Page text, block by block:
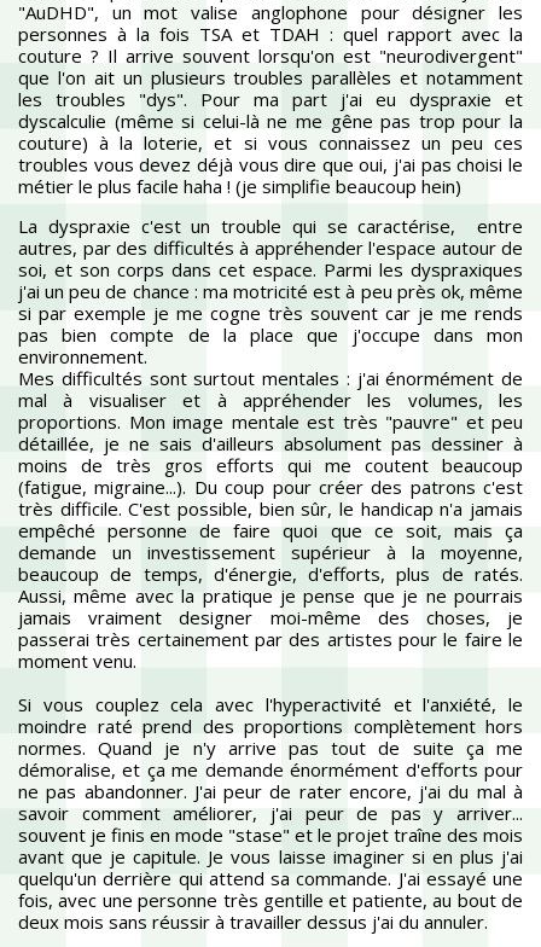
"AuDHD", un mot valise anglophone pour désigner les
personnes à la fois TSA et TDAH : quel rapport avec la
couture ? Il arrive souvent lorsqu'on est "neurodivergent"
que l'on ait un plusieurs troubles parallèles et notamment
les troubles "dys". Pour ma part j'ai eu dyspraxie et
dyscalculie (même si celui-là ne me gêne pas trop pour la
couture) à la loterie, et si vous connaissez un peu ces
troubles vous devez déjà vous dire que oui, j'ai pas choisi le
métier le plus facile haha ! (je simplifie beaucoup hein)
La dyspraxie c'est un trouble qui se caractérise, entre
autres, par des difficultés à appréhender l'espace autour de
soi, et son corps dans cet espace. Parmi les dyspraxiques
j'ai un peu de chance : ma motricité est à peu près ok, même
si par exemple je me cogne très souvent car je me rends
pas bien compte de la place que j'occupe dans mon
environnement.
Mes difficultés sont surtout mentales : j'ai énormément de
mal à visualiser et à appréhender les volumes, les
proportions. Mon image mentale est très "pauvre" et peu
détaillée, je ne sais d'ailleurs absolument pas dessiner à
moins de très gros efforts qui me coutent beaucoup
(fatigue, migraine...). Du coup pour créer des patrons c'est
très difficile. C'est possible, bien sûr, le handicap n'a jamais
empêché personne de faire quoi que ce soit, mais ça
demande un investissement supérieur à la moyenne,
beaucoup de temps, d'énergie, d'efforts, plus de ratés.
Aussi, même avec la pratique je pense que je ne pourrais
jamais vraiment designer moi-même des choses, je
passerai très certainement par des artistes pour le faire le
moment venu.
Si vous couplez cela avec l'hyperactivité et l'anxiété, le
moindre raté prend des proportions complètement hors
normes. Quand je n'y arrive pas tout de suite ça me
démoralise, et ça me demande énormément d'efforts pour
ne pas abandonner. J'ai peur de rater encore, j'ai du mal à
savoir comment améliorer, j'ai peur de pas y arriver...
souvent je finis en mode "stase" et le projet traîne des mois
avant que je capitule. Je vous laisse imaginer si en plus j'ai
quelqu'un derrière qui attend sa commande. J'ai essayé une
fois, avec une personne très gentille et patiente, au bout de
deux mois sans réussir à travailler dessus j'ai du annuler.